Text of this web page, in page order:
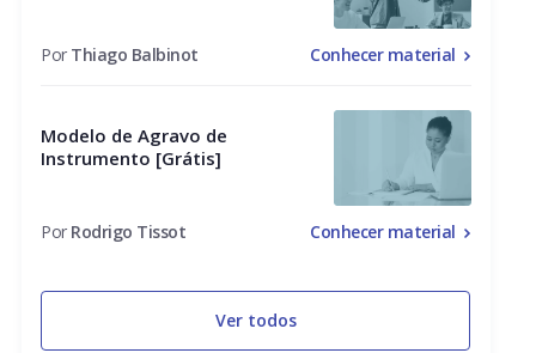
Por Thiago Balbinot Conhecer material
Modelo de Agravo de
Instrumento [Grátis]
Por Rodrigo Tissot Conhecer material
Ver todos